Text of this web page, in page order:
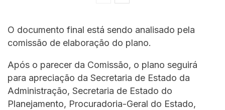
O documento final está sendo analisado pela
comissão de elaboração do plano.
Após o parecer da Comissão, o plano seguirá
para apreciação da Secretaria de Estado da
Administração, Secretaria de Estado do
Planejamento, Procuradoria-Geral do Estado,